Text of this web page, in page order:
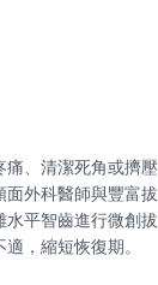
痛、清潔死角或擠壓
面外科醫師與豐富拔
水平智齒進行微創拔
，縮短恢復期。